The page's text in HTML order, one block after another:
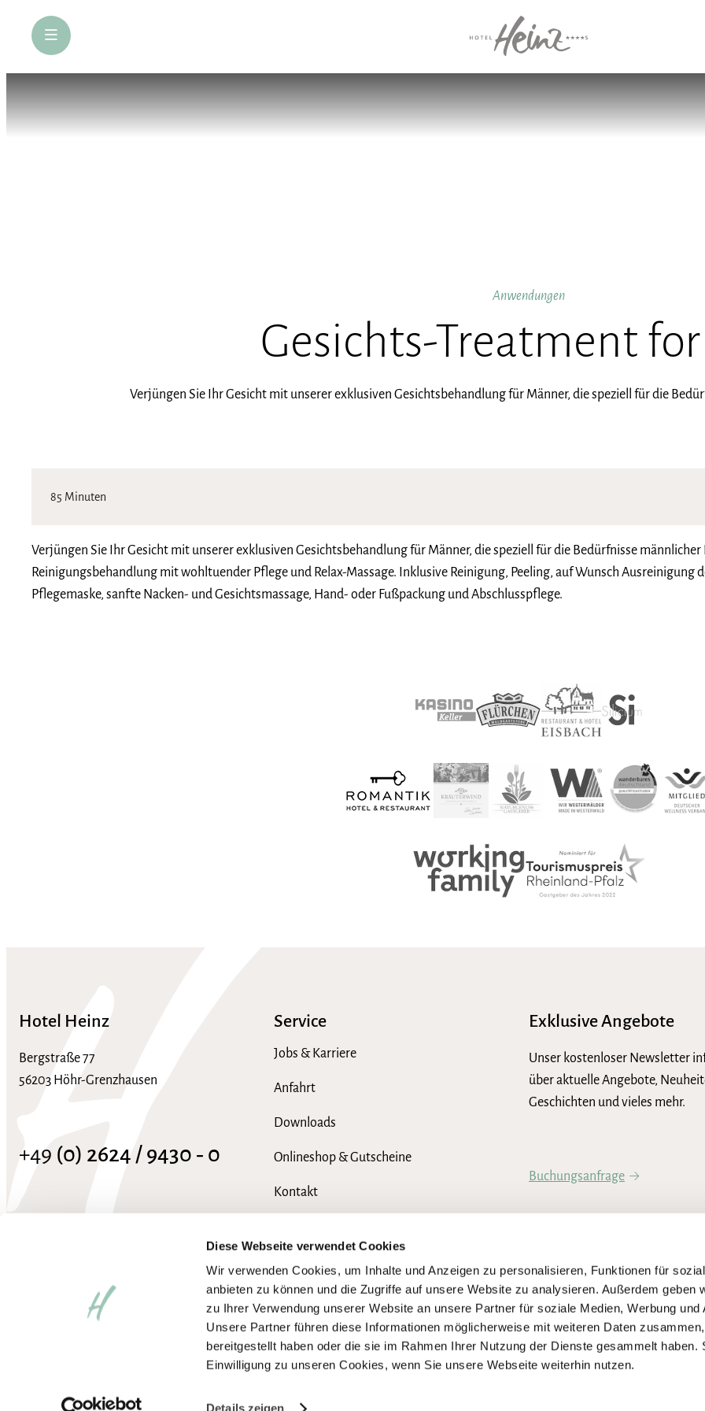
Diese Webseite verwendet Cookies
Wir verwenden Cookies, um Inhalte und Anzeigen zu personalisieren, Funktionen für
anbieten zu können und die Zugriffe auf unsere Website zu analysieren. Außerdem geben
zu Ihrer Verwendung unserer Website an unsere Partner für soziale Medien, Werbung und
Unsere Partner führen diese Informationen möglicherweise mit weiteren Daten
bereitgestellt haben oder die sie im Rahmen Ihrer Nutzung der Dienste gesammelt haben.
Einwilligung zu unseren Cookies, wenn Sie unsere Webseite weiterhin nutzen.
Details zeigen
öffne Navigation
Anwendungen
Gesichts-Treatment
Verjüngen Sie Ihr Gesicht mit unserer exklusiven Gesichtsbehandlung für Männer, die speziell für die
85 Minuten
Verjüngen Sie Ihr Gesicht mit unserer exklusiven Gesichtsbehandlung für Männer, die speziell für die Bedürfnisse
Reinigungsbehandlung mit wohltuender Pflege und Relax-Massage. Inklusive Reinigung, Peeling, auf Wunsch
Pflegemaske, sanfte Nacken- und Gesichtsmassage, Hand- oder Fußpackung und Abschlusspflege.
Hotel Heinz
Bergstraße 77
56203 Höhr-Grenzhausen
+49 (0) 2624 / 9430 ‑ 0
Service
Jobs & Karriere
Anfahrt
Downloads
Onlineshop & Gutscheine
Kontakt
Exklusive Angebote
Unser kostenloser Newsletter
über aktuelle Angebote,
Geschichten und vieles mehr.
Buchungsanfrage
Wir arbeiten an der vollständigen Umsetzung der Anforderungen des Barrierefreiheitsstärkungsgesetzes
Barrierefreiheit aktivieren